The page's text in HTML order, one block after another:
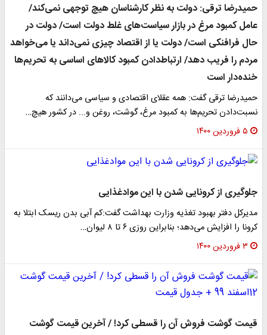
ترقی: دولت به نظر کارشناسان هیچ توجهی نمی‌کند/
کمبود مرغ در بازار سیاست‌های غلط دولت است/ دولت در
فرافنکی است/ دولت یا از اقتصاد چیزی نمی‌داند یا می‌خواهد
را فریب دهد/ ارتباط‌دادن کمبود کالاهای اساسی به تحریم‌ها
است
ترقی گفت: همه عقلای اقتصادی و سیاسی می‌دانند که
تحریم‌ها به کمبود مرغ، گوشت، روغن و... در کشور هیچ…
۵ فروردین ۱۴۰۰
از کرونایی شدن با این موادغذایی
دفتر بهبود تغذیه وزارت بهداشت گفت:کم آبی بدن ریسک ابتلا به
را افزایش می‌دهد؛ بنابراین روزی ۶ تا ۸ لیوان…
۳ فروردین ۱۴۰۰
گوشت فروش آن را قسطی کرد! / آخرین قیمت گوشت